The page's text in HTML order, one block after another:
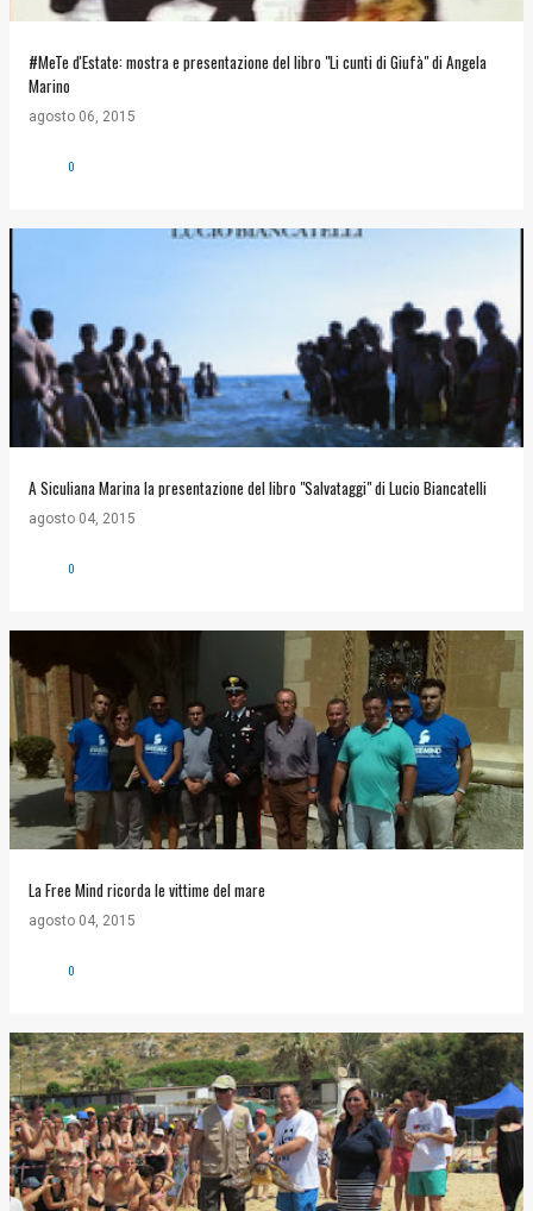
#MeTe d'Estate: mostra e presentazione del libro "Li cunti di Giufà" di Angela
Marino
agosto 06, 2015
0
A Siculiana Marina la presentazione del libro "Salvataggi" di Lucio Biancatelli
agosto 04, 2015
0
La Free Mind ricorda le vittime del mare
agosto 04, 2015
0